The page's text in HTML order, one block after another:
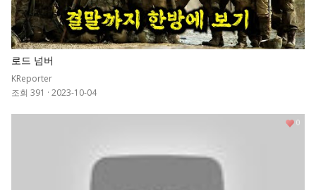
로드 넘버
KReporter
조회 391 · 2023-10-04
0